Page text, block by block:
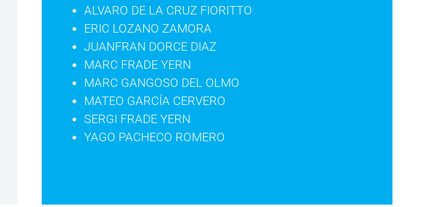
ALVARO DE LA CRUZ FIORITTO
ERIC LOZANO ZAMORA
JUANFRAN DORCE DIAZ
MARC FRADE YERN
MARC GANGOSO DEL OLMO
MATEO GARCÍA CERVERO
SERGI FRADE YERN
YAGO PACHECO ROMERO